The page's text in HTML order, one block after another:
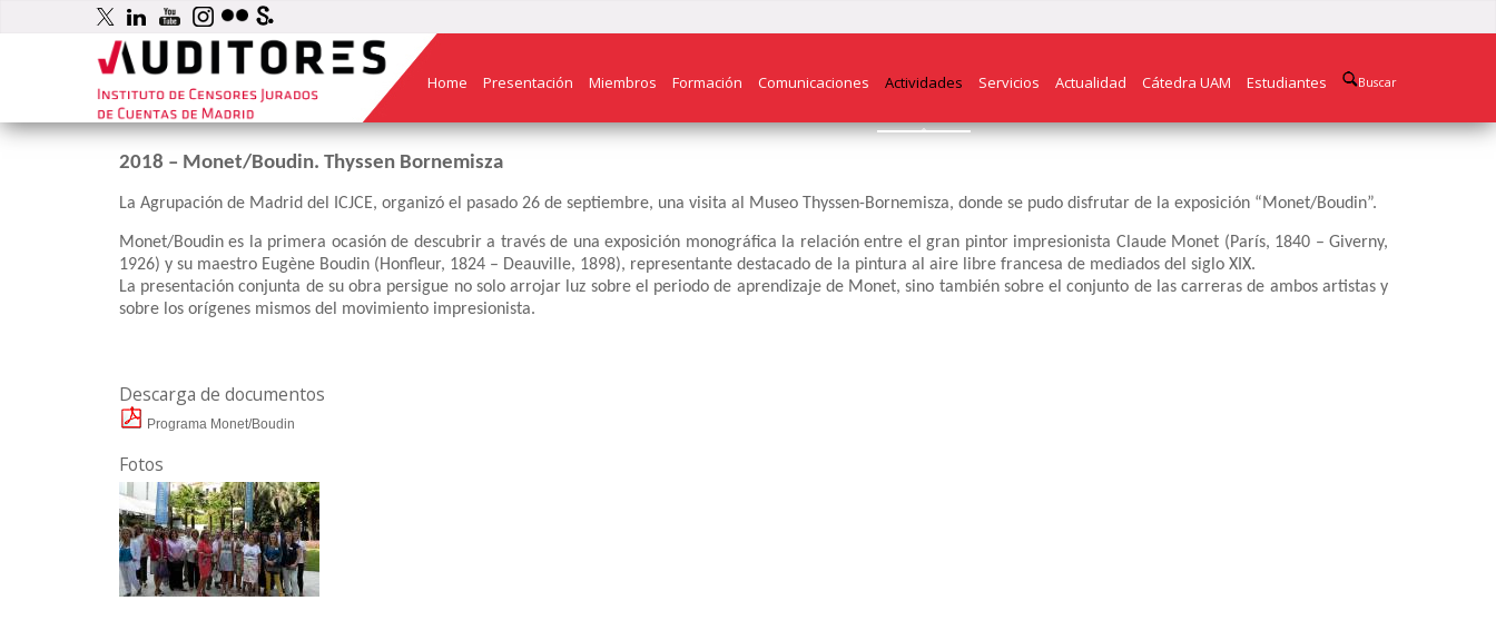
Home Presentación Miembros Formación Comunicaciones Actividades Servicios Actualidad Cátedra UAM Estudiantes Buscar
2018 – Monet/Boudin. Thyssen Bornemisza
La Agrupación de Madrid del ICJCE, organizó el pasado 26 de septiembre, una visita al Museo Thyssen-Bornemisza, donde se pudo disfrutar de la exposición “Monet/Boudin”.
Monet/Boudin es la primera ocasión de descubrir a través de una exposición monográfica la relación entre el gran pintor impresionista Claude Monet (París, 1840 – Giverny,
1926) y su maestro Eugène Boudin (Honfleur, 1824 – Deauville, 1898), representante destacado de la pintura al aire libre francesa de mediados del siglo XIX.
La presentación conjunta de su obra persigue no solo arrojar luz sobre el periodo de aprendizaje de Monet, sino también sobre el conjunto de las carreras de ambos artistas y
sobre los orígenes mismos del movimiento impresionista.
Descarga de documentos
Programa Monet/Boudin
Fotos